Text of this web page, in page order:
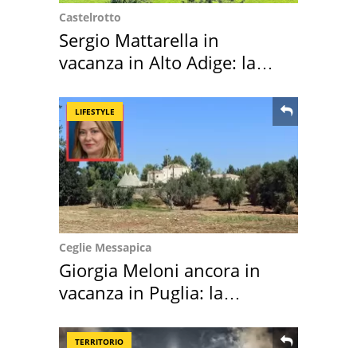
Castelrotto
Sergio Mattarella in
vacanza in Alto Adige: la
LIFESTYLE
Ceglie Messapica
Giorgia Meloni ancora in
vacanza in Puglia: la
TERRITORIO